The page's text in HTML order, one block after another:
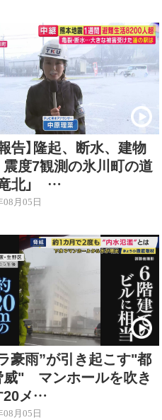
告】隆起、断水、建物
度7観測の氷川町の道
竜北」 …
08月05日
豪雨”が引き起こす"都
威" マンホールを吹き
20メ…
08月05日